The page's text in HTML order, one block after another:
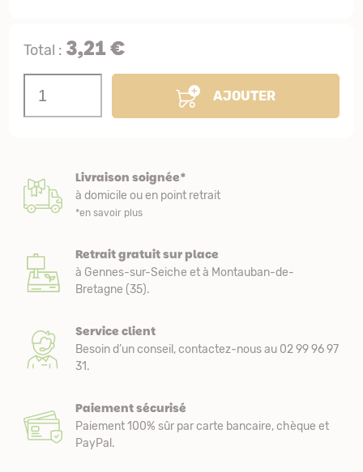
Total : 3,21 €
AJOUTER
Livraison soignée*
à domicile ou en point retrait
*en savoir plus
Retrait gratuit sur place
à Gennes-sur-Seiche et à Montauban-de-
Bretagne (35).
Service client
Besoin d’un conseil, contactez-nous au 02 99 96 97
31.
Paiement sécurisé
Paiement 100% sûr par carte bancaire, chèque et
PayPal.